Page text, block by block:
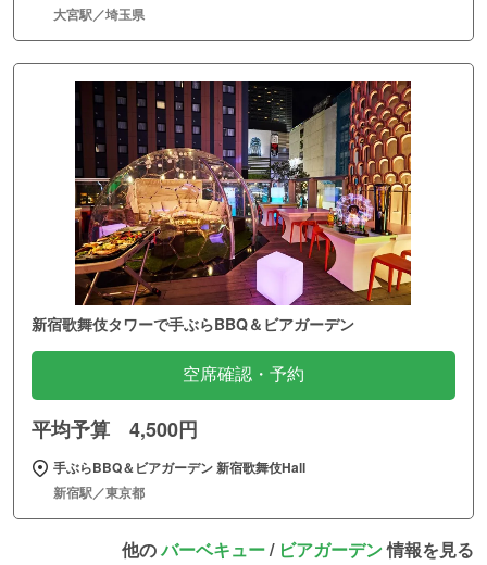
大宮駅／埼玉県
新宿歌舞伎タワーで手ぶらBBQ＆ビアガーデン
空席確認・予約
平均予算 4,500円
手ぶらBBQ＆ビアガーデン 新宿歌舞伎Hall
新宿駅／東京都
他のバーベキュー/ ビアガーデン情報を見る